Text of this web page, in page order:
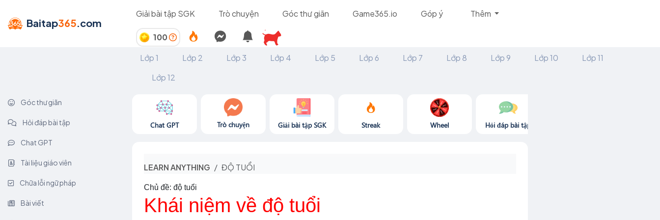
Baitap365.com
Giải bài tập SGK Trò chuyện Góc thư giãn Game365.io Góp ý Thêm
100
Lớp 1
Lớp 2 Lớp 3 Lớp 4 Lớp 5 Lớp 6 Lớp 7 Lớp 8 Lớp 9 Lớp 10
Lớp 11
Lớp 12
Góc thư giãn
Hỏi đáp bài tập
Chat GPT
Tài liệu giáo viên
Chữa lỗi ngữ pháp
Bài viết
Chat GPT Trò chuyện Giải bài tập SGK Streak Wheel Hỏi đáp bài tập
LEARN ANYTHING ĐỘ TUỔI
Chủ đề: độ tuổi
Khái niệm về độ tuổi